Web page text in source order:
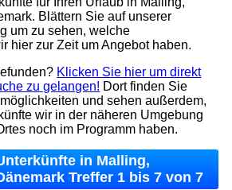
Blättern Sie auf unserer
um zu sehen, welche
hier zur Zeit um Angebot haben.
Klicken Sie hier um direkt
zu gelangen! Dort finden Sie
und sehen außerdem,
wir in der näheren Umgebung
noch im Programm haben.
in Malling,
Treffer 1 bis 7 von 7